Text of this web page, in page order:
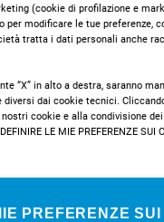
(cookie di profilazione e
modificare le tue preferenze,
tratta i dati personali anche
“X” in alto a destra, saranno
dai cookie tecnici.
cookie e alla condivisione
LE MIE PREFERENZE SUI
PREFERENZE